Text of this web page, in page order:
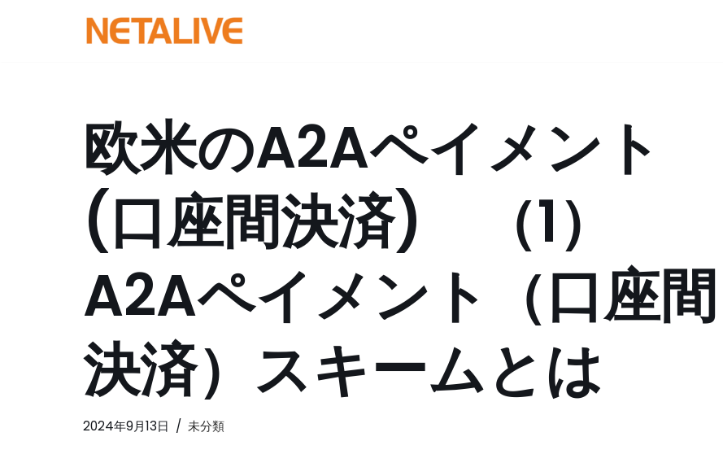
欧米のA2Aペイメント
(口座間決済) （1）
A2Aペイメント（口座間
決済）スキームとは
2024年9月13日 未分類